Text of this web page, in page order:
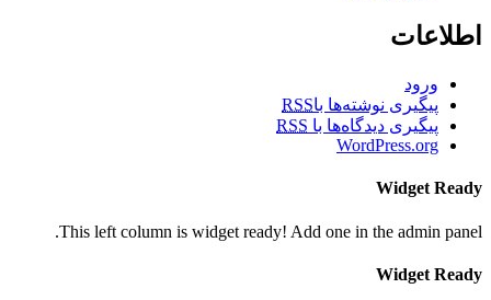
اطلاعات
ورود
پیگیری نوشته‌ها باRSS
پیگیری دیدگاه‌ها با RSS
WordPress.org
Widget Ready
This left column is widget ready! Add one in the admin panel.
Widget Ready